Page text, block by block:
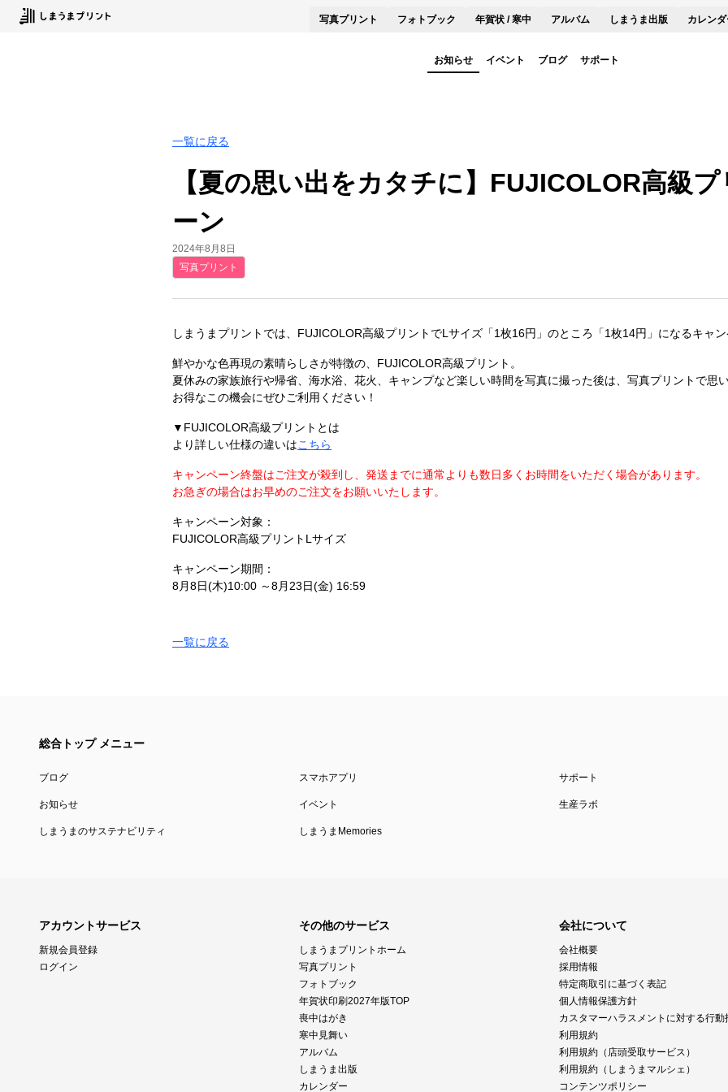
写真プリント フォトブック 年賀状 / 寒中 アルバム しまうま出版 カレン
お知らせ イベント ブログ サポート
一覧に戻る
【夏の思い出をカタチに】FUJICOLOR高級
ーン
2024年8月8日
写真プリント
しまうまプリントでは、FUJICOLOR高級プリントでLサイズ「1枚16円」のところ「1枚14円」になるキャン
鮮やかな色再現の素晴らしさが特徴の、FUJICOLOR高級プリント。
夏休みの家族旅行や帰省、海水浴、花火、キャンプなど楽しい時間を写真に撮った後は、写真プリントで思
お得なこの機会にぜひご利用ください！
▼FUJICOLOR高級プリントとは
より詳しい仕様の違いはこちら
キャンペーン終盤はご注文が殺到し、発送までに通常よりも数日多くお時間をいただく場合があります。
お急ぎの場合はお早めのご注文をお願いいたします。
キャンペーン対象：
FUJICOLOR高級プリントLサイズ
キャンペーン期間：
8月8日(木)10:00 ～8月23日(金) 16:59
一覧に戻る
総合トップ メニュー
ブログ スマホアプリ サポート
お知らせ イベント 生産ラボ
しまうまのサステナビリティ しまうまMemories
アカウントサービス
新規会員登録
ログイン
その他のサービス
しまうまプリントホーム
写真プリント
フォトブック
年賀状印刷2027年版TOP
喪中はがき
寒中見舞い
アルバム
しまうま出版
カレンダー
会社について
会社概要
採用情報
特定商取引に基づく表記
個人情報保護方針
カスタマーハラスメントに対する行動
利用規約
利用規約（店頭受取サービス）
利用規約（しまうまマルシェ）
コンテンツポリシー